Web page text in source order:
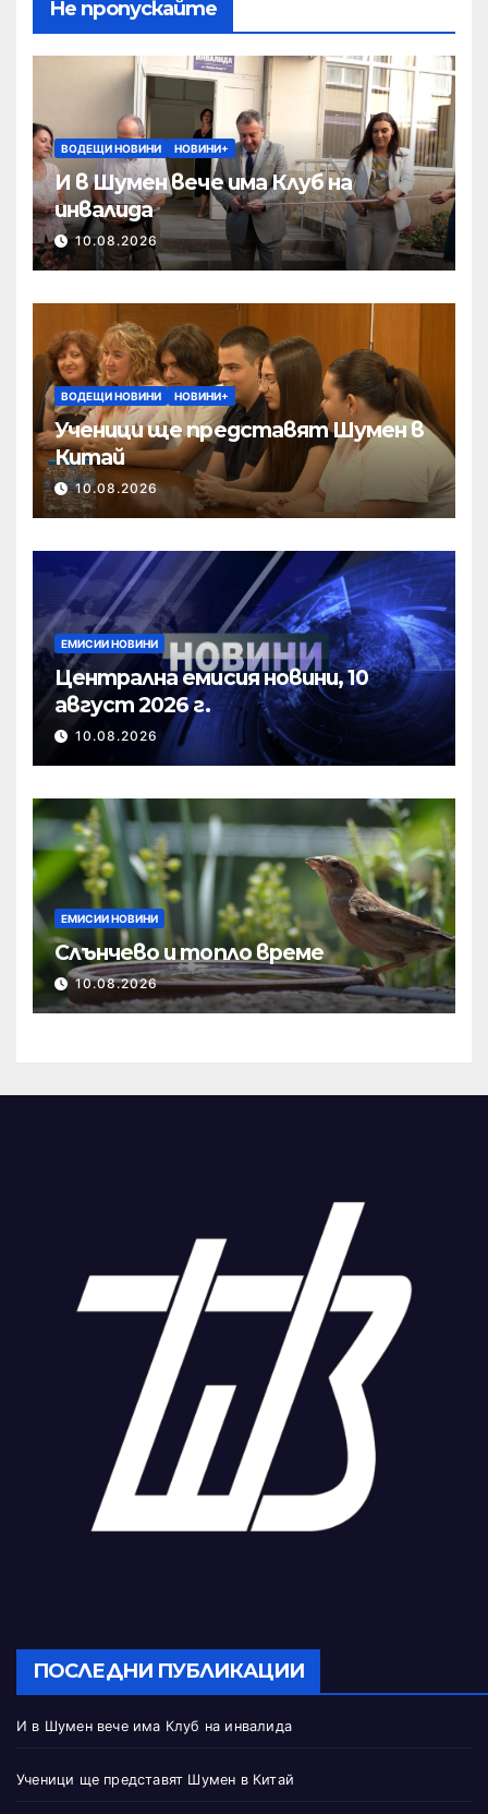
Не пропускайте
ВОДЕЩИ НОВИНИ НОВИНИ+
И в Шумен вече има Клуб на
инвалида
10.08.2026
ВОДЕЩИ НОВИНИ НОВИНИ+
Ученици ще представят Шумен в
Китай
10.08.2026
ЕМИСИИ НОВИНИ
Централна емисия новини, 10
август 2026 г.
10.08.2026
ЕМИСИИ НОВИНИ
Слънчево и топло време
10.08.2026
ПОСЛЕДНИ ПУБЛИКАЦИИ
И в Шумен вече има Клуб на инвалида
Ученици ще представят Шумен в Китай